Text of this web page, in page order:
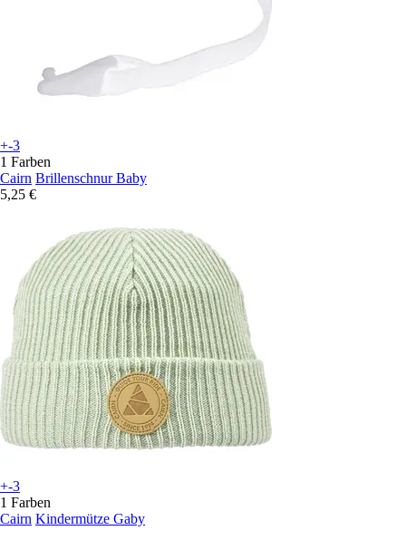
+-3
1 Farben
Cairn Brillenschnur Baby
5,25 €
+-3
1 Farben
Cairn Kindermütze Gaby